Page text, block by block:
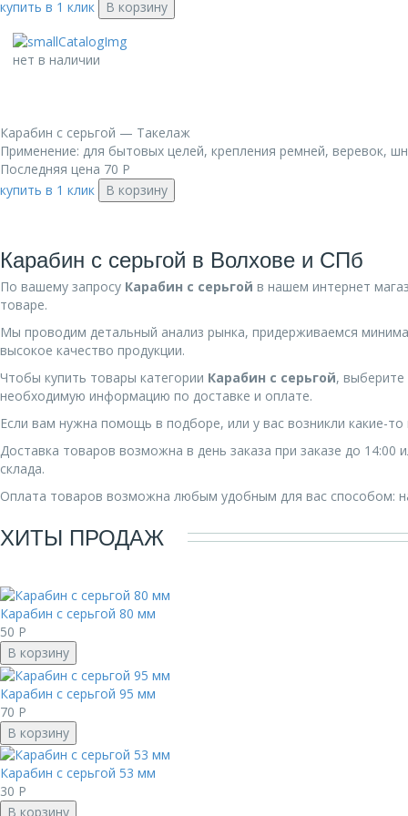
купить в 1 клик В корзину
нет в наличии
Карабин с серьгой — Такелаж
Применение: для бытовых целей, крепления ремней, веревок,
Последняя цена 70 Р
купить в 1 клик
В корзину
Карабин с серьгой в Волхове и СПб
По вашему запросу Карабин с серьгой в нашем интернет
товаре.
Мы проводим детальный анализ рынка, придерживаемся
высокое качество продукции.
Чтобы купить товары категории Карабин с серьгой, выберите
необходимую информацию по доставке и оплате.
Если вам нужна помощь в подборе, или у вас возникли какие-
Доставка товаров возможна в день заказа при заказе до
склада.
Оплата товаров возможна любым удобным для вас способом:
ХИТЫ ПРОДАЖ
Карабин с серьгой 80 мм
50 Р
В корзину
Карабин с серьгой 95 мм
70 Р
В корзину
Карабин с серьгой 53 мм
30 Р
В корзину